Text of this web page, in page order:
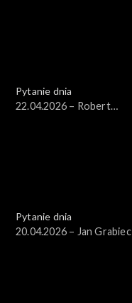
Pytanie dnia
22.04.2026 – Robert
Pytanie dnia
20.04.2026 – Jan Grabiec